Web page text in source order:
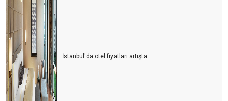
İstanbul'da otel fiyatları artışta